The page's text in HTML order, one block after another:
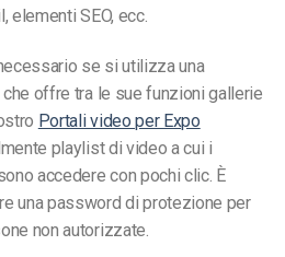
elementi SEO, ecc.
se si utilizza una
offre tra le sue funzioni gallerie
Portali video per Expo
playlist di video a cui i
accedere con pochi clic. È
una password di protezione per
non autorizzate.